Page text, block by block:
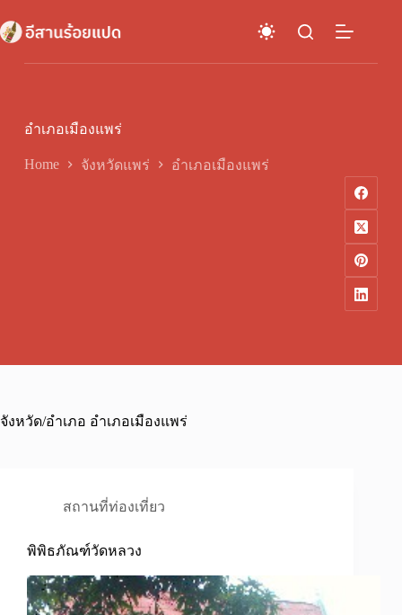
to
content
อำเภอเมืองแพร่
Home จังหวัดแพร่ อำเภอเมืองแพร่
จังหวัด/อำเภอ อำเภอเมืองแพร่
สถานที่ท่องเที่ยว
พิพิธภัณฑ์วัดหลวง